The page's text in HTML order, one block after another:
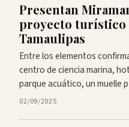
Presentan
proyecto turístico
Tamaulipas
Entre los elementos
centro de ciencia marina,
parque acuático, un muelle
02/09/2025